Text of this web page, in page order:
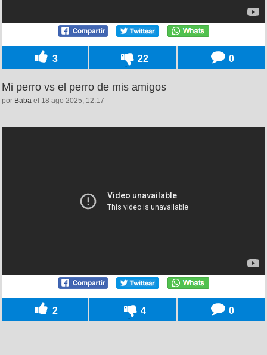
3 22 0
Mi perro vs el perro de mis amigos
por Baba el 18 ago 2025, 12:17
2 4 0